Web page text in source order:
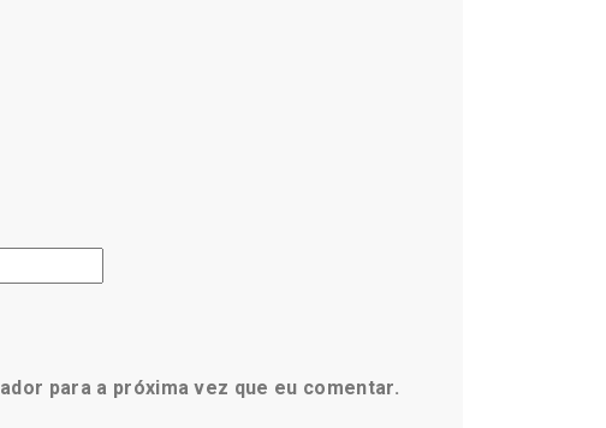
para a próxima vez que eu comentar.